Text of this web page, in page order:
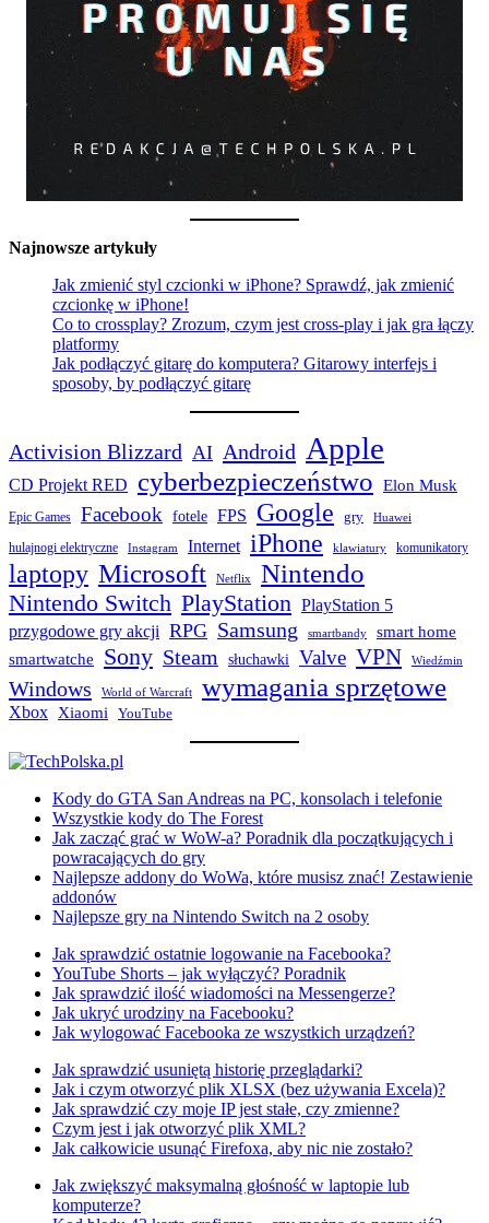
Najnowsze artykuły
Jak zmienić styl czcionki w iPhone? Sprawdź, jak zmienić
czcionkę w iPhone!
Co to crossplay? Zrozum, czym jest cross-play i jak gra łączy
platformy
Jak podłączyć gitarę do komputera? Gitarowy interfejs i
sposoby, by podłączyć gitarę
Activision Blizzard AI Android Apple
CD Projekt RED cyberbezpieczeństwo Elon Musk
Epic Games Facebook fotele FPS Google gry Huawei
hulajnogi elektryczne Instagram Internet iPhone klawiatury komunikatory
laptopy Microsoft Netflix Nintendo
Nintendo Switch PlayStation PlayStation 5
przygodowe gry akcji RPG Samsung smartbandy smart home
smartwatche Sony Steam słuchawki Valve VPN Wiedźmin
Windows World of Warcraft wymagania sprzętowe
Xbox Xiaomi YouTube
Kody do GTA San Andreas na PC, konsolach i telefonie
Wszystkie kody do The Forest
Jak zacząć grać w WoW-a? Poradnik dla początkujących i
powracających do gry
Najlepsze addony do WoWa, które musisz znać! Zestawienie
addonów
Najlepsze gry na Nintendo Switch na 2 osoby
Jak sprawdzić ostatnie logowanie na Facebooka?
YouTube Shorts – jak wyłączyć? Poradnik
Jak sprawdzić ilość wiadomości na Messengerze?
Jak ukryć urodziny na Facebooku?
Jak wylogować Facebooka ze wszystkich urządzeń?
Jak sprawdzić usuniętą historię przeglądarki?
Jak i czym otworzyć plik XLSX (bez używania Excela)?
Jak sprawdzić czy moje IP jest stałe, czy zmienne?
Czym jest i jak otworzyć plik XML?
Jak całkowicie usunąć Firefoxa, aby nic nie zostało?
Jak zwiększyć maksymalną głośność w laptopie lub
komputerze?